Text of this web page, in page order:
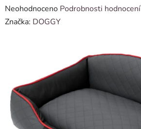
Průměrné
hodnocení
hvězdiček.
Neohodnoceno Podrobnosti hodnocení
Značka: DOGGY